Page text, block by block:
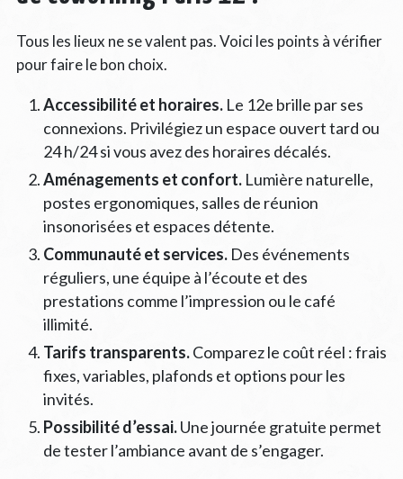
Tous les lieux ne se valent pas. Voici les points à vérifier
pour faire le bon choix.
Accessibilité et horaires.Le 12e brille par ses
connexions. Privilégiez un espace ouvert tard ou
24 h/24 si vous avez des horaires décalés.
Aménagements et confort.Lumière naturelle,
postes ergonomiques, salles de réunion
insonorisées et espaces détente.
Communauté et services.Des événements
réguliers, une équipe à l’écoute et des
prestations comme l’impression ou le café
illimité.
Tarifs transparents.Comparez le coût réel : frais
fixes, variables, plafonds et options pour les
invités.
Possibilité d’essai.Une journée gratuite permet
de tester l’ambiance avant de s’engager.